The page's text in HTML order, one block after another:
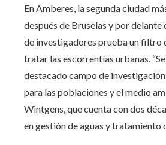
En Amberes, la segunda ciudad
después de Bruselas y por delante
de investigadores prueba un filtro
tratar las escorrentías urbanas.
destacado campo de
para las poblaciones y el medio
Wintgens, que cuenta con dos
en gestión de aguas y tratamiento